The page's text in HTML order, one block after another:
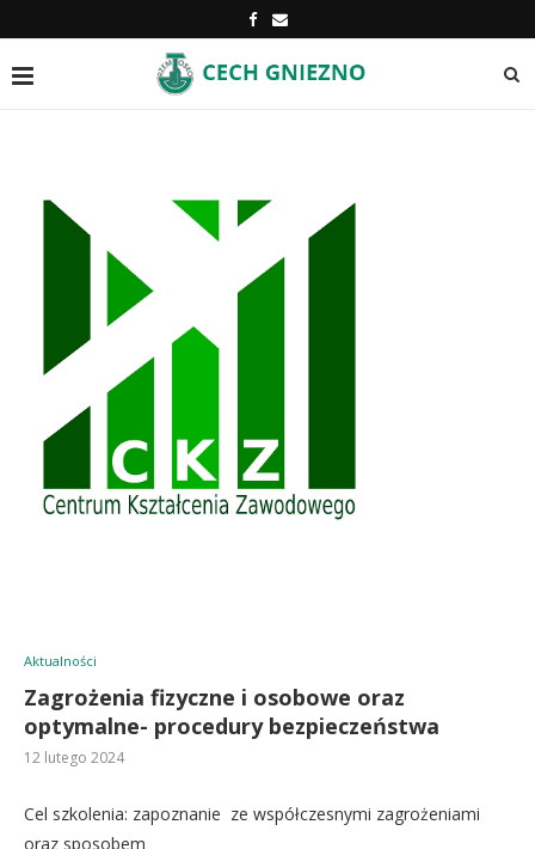
Aktualności
Zagrożenia fizyczne i osobowe oraz
optymalne- procedury bezpieczeństwa
12 lutego 2024
Cel szkolenia: zapoznanie ze współczesnymi zagrożeniami
oraz sposobem